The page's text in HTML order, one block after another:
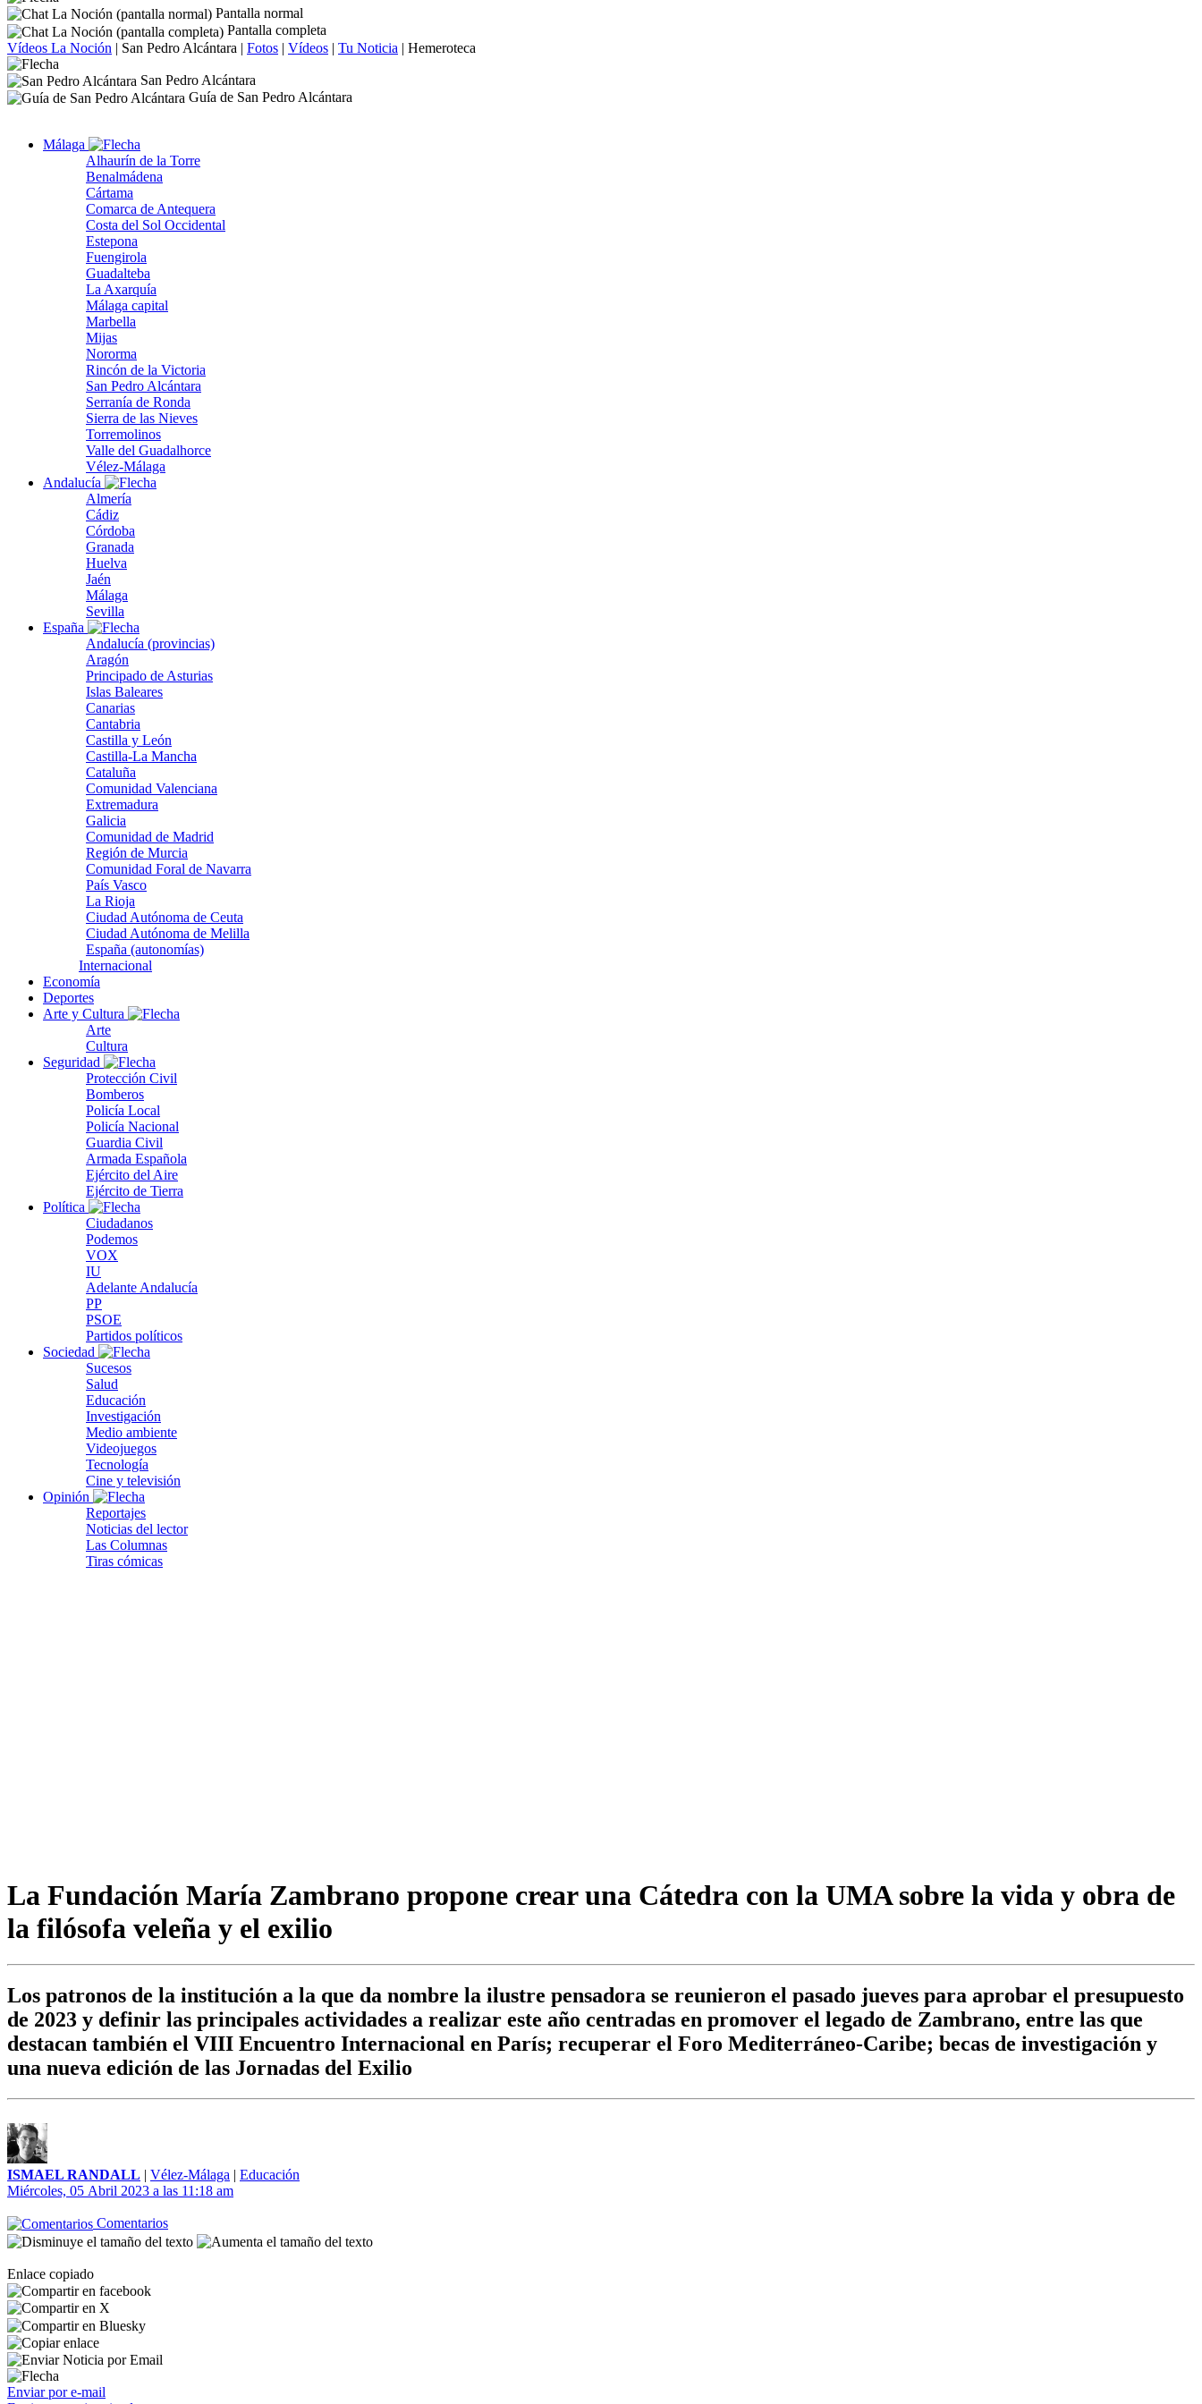
Pantalla normal
Pantalla completa
Vídeos La Noción | San Pedro Alcántara | Fotos | Vídeos | Tu Noticia | Hemeroteca
San Pedro Alcántara
Guía de San Pedro Alcántara
Málaga
Alhaurín de la Torre
Benalmádena
Cártama
Comarca de Antequera
Costa del Sol Occidental
Estepona
Fuengirola
Guadalteba
La Axarquía
Málaga capital
Marbella
Mijas
Nororma
Rincón de la Victoria
San Pedro Alcántara
Serranía de Ronda
Sierra de las Nieves
Torremolinos
Valle del Guadalhorce
Vélez-Málaga
Andalucía
Almería
Cádiz
Córdoba
Granada
Huelva
Jaén
Málaga
Sevilla
España
Andalucía (provincias)
Aragón
Principado de Asturias
Islas Baleares
Canarias
Cantabria
Castilla y León
Castilla-La Mancha
Cataluña
Comunidad Valenciana
Extremadura
Galicia
Comunidad de Madrid
Región de Murcia
Comunidad Foral de Navarra
País Vasco
La Rioja
Ciudad Autónoma de Ceuta
Ciudad Autónoma de Melilla
España (autonomías)
Internacional
Economía
Deportes
Arte y Cultura
Arte
Cultura
Seguridad
Protección Civil
Bomberos
Policía Local
Policía Nacional
Guardia Civil
Armada Española
Ejército del Aire
Ejército de Tierra
Política
Ciudadanos
Podemos
VOX
IU
Adelante Andalucía
PP
PSOE
Partidos políticos
Sociedad
Sucesos
Salud
Educación
Investigación
Medio ambiente
Videojuegos
Tecnología
Cine y televisión
Opinión
Reportajes
Noticias del lector
Las Columnas
Tiras cómicas
La Fundación María Zambrano propone crear una Cátedra con la UMA sobre la vida y obra de
la filósofa veleña y el exilio
Los patronos de la institución a la que da nombre la ilustre pensadora se reunieron el pasado jueves para aprobar el presupuesto
de 2023 y definir las principales actividades a realizar este año centradas en promover el legado de Zambrano, entre las que
destacan también el VIII Encuentro Internacional en París; recuperar el Foro Mediterráneo-Caribe; becas de investigación y
una nueva edición de las Jornadas del Exilio
ISMAEL RANDALL | Vélez-Málaga | Educación
Miércoles, 05 Abril 2023 a las 11:18 am
Comentarios
Enlace copiado
Enviar por e-mail